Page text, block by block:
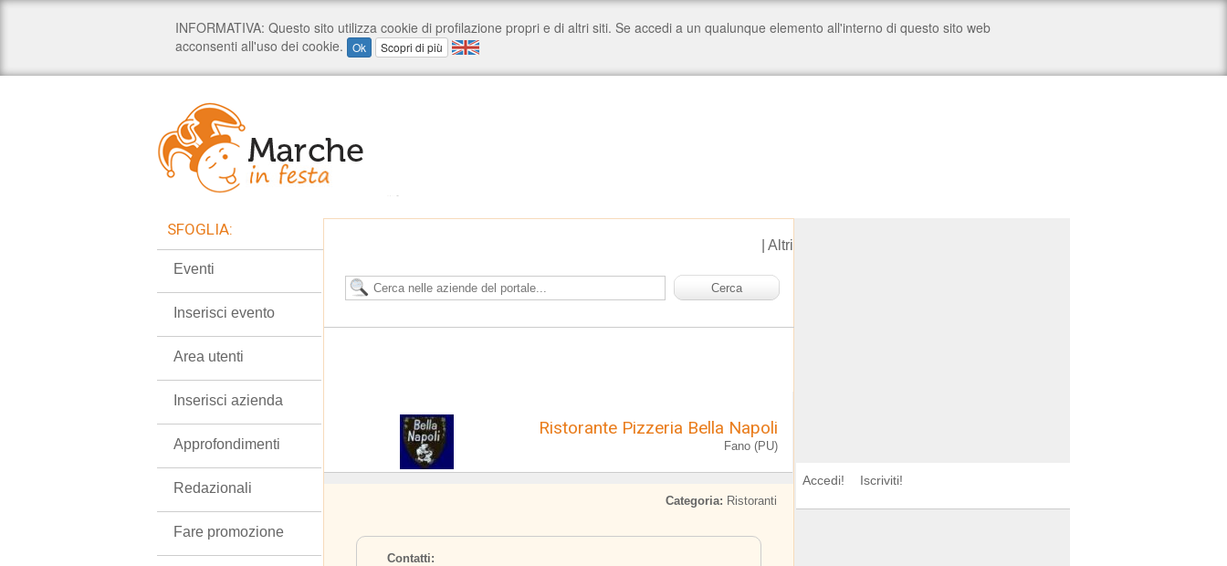
Altri
Ristorante Pizzeria Bella Napoli
Fano (PU)
Categoria: Ristoranti
Contatti:
SFOGLIA:
Eventi
Inserisci evento
Area utenti
Inserisci azienda
Approfondimenti
Redazionali
Fare promozione
Accedi! Iscriviti!